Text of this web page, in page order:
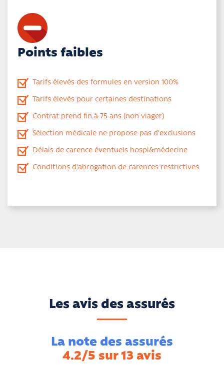
Points faibles
Tarifs élevés des formules en version 100%
Tarifs élevés pour certaines destinations
Contrat prend fin à 75 ans (non viager)
Sélection médicale ne propose pas d'exclusions
Délais de carence éventuels hospi&médecine
Conditions d'abrogation de carences restrictives
Les avis des assurés
La note des assurés
4.2/5 sur 13 avis